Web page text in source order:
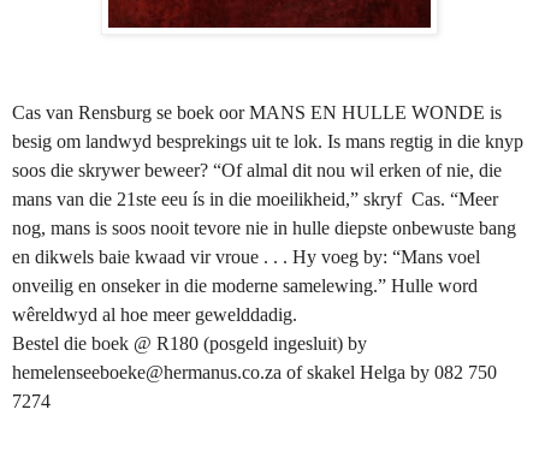
Cas van Rensburg se boek oor MANS EN HULLE WONDE is
besig om landwyd besprekings uit te lok. Is mans regtig in die knyp
soos die skrywer beweer? “Of almal dit nou wil erken of nie, die
mans van die 21ste eeu ís in die moeilikheid,” skryf Cas. “Meer
nog, mans is soos nooit tevore nie in hulle diepste onbewuste bang
en dikwels baie kwaad vir vroue . . . Hy voeg by: “Mans voel
onveilig en onseker in die moderne samelewing.” Hulle word
wêreldwyd al hoe meer gewelddadig.
Bestel die boek @ R180 (posgeld ingesluit) by
hemelenseeboeke@hermanus.co.za of skakel Helga by 082 750
7274